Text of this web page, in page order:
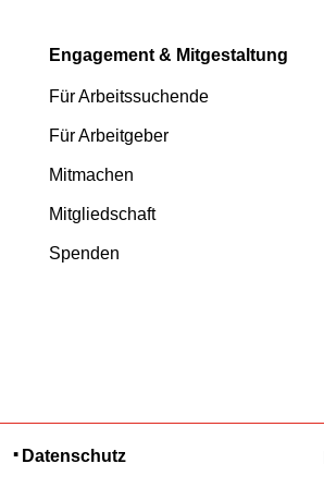
Engagement & Mitgestaltung
Für Arbeitssuchende
Für Arbeitgeber
Mitmachen
Mitgliedschaft
Spenden
Datenschutz